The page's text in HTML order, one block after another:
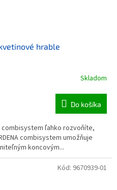
hrable
Skladom
Do košíka
combisystem ľahko rozvoňíte,
combisystem umožňuje
koncovým...
Kód: 9670939-01